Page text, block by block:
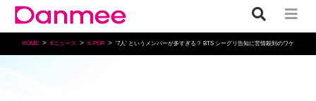
HOME Kニュース K-POP ’7人’ というメンバーが多すぎる？ BTS シーグリ告知に苦情殺到のワケ